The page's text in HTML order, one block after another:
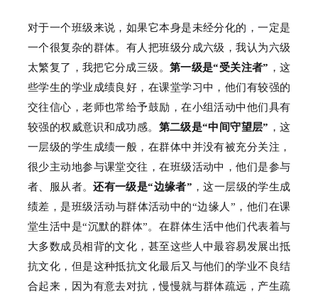
对于一个班级来说，如果它本身是未经分化的，一定是
一个很复杂的群体。 有人把班级分成六级，我认为六级
太繁复了，我把它分成三级。 第一级是“受关注者” ，这
些学生的学业成绩良好，在课堂学习中，他们有较强的
交往信心，老师也常给予鼓励，在小组活动中他们具有
较强的权威意识和成功感。 第二级是“中间守望层” ，这
一层级的学生成绩一般，在群体中并没有被充分关注，
很少主动地参与课堂交往，在班级活动中，他们是参与
者、服从者。还有一级是“边缘者” ，这一层级的学生成
绩差，是班级活动与群体活动中的“边缘人”，他们在课
堂生活中是“沉默的群体”。 在群体生活中他们代表着与
大多数成员相背的文化，甚至这些人中最容易发展出抵
抗文化，但是这种抵抗文化最后又与他们的学业不良结
合起来，因为有意去对抗，慢慢就与群体疏远，产生疏